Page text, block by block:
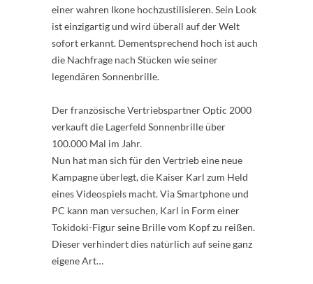
einer wahren Ikone hochzustilisieren. Sein Look
ist einzigartig und wird überall auf der Welt
sofort erkannt. Dementsprechend hoch ist auch
die Nachfrage nach Stücken wie seiner
legendären Sonnenbrille.
Der französische Vertriebspartner Optic 2000
verkauft die Lagerfeld Sonnenbrille über
100.000 Mal im Jahr.
Nun hat man sich für den Vertrieb eine neue
Kampagne überlegt, die Kaiser Karl zum Held
eines Videospiels macht. Via Smartphone und
PC kann man versuchen, Karl in Form einer
Tokidoki-Figur seine Brille vom Kopf zu reißen.
Dieser verhindert dies natürlich auf seine ganz
eigene Art…